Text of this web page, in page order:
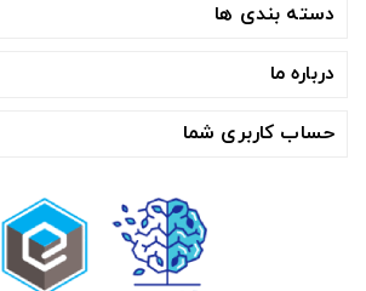
دسته بندی ها
درباره ما
حساب کاربری شما